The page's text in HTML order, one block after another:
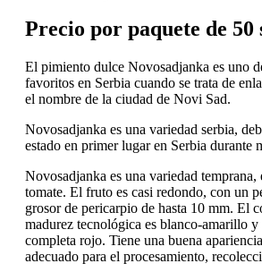
Precio por paquete de 50
El pimiento dulce Novosadjanka es uno
favoritos en Serbia cuando se trata de
el nombre de la ciudad de Novi Sad.
Novosadjanka es una variedad serbia,
estado en primer lugar en Serbia durante
Novosadjanka es una variedad
tomate. El fruto es casi redondo, con un
grosor de pericarpio de hasta 10 mm. El
madurez tecnológica es blanco-amarillo y
completa rojo. Tiene una buena
adecuado para el procesamiento,